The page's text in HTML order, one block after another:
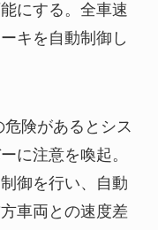
にする。全車速
キを自動制御し
危険があるとシス
に注意を喚起。
御を行い、自動
車両との速度差